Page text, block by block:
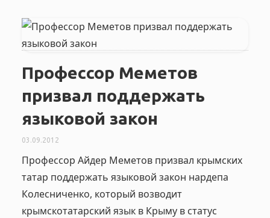
Профессор Меметов
призвал поддержать
языковой закон
03.09.2012
Профессор Айдер Меметов призвал крымских
татар поддержать языковой закон нардепа
Колесниченко, который возводит
крымскотатарский язык в Крыму в статус